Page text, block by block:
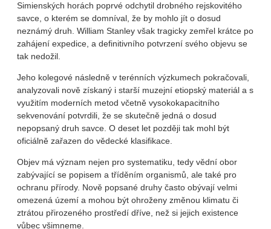
Simienských horách poprvé odchytil drobného rejskovitého
savce, o kterém se domníval, že by mohlo jít o dosud
neznámý druh. William Stanley však tragicky zemřel krátce po
zahájení expedice, a definitivního potvrzení svého objevu se
tak nedožil.
Jeho kolegové následně v terénních výzkumech pokračovali,
analyzovali nově získaný i starší muzejní etiopský materiál a s
využitím moderních metod včetně vysokokapacitního
sekvenování potvrdili, že se skutečně jedná o dosud
nepopsaný druh savce. O deset let později tak mohl být
oficiálně zařazen do vědecké klasifikace.
Objev má význam nejen pro systematiku, tedy vědní obor
zabývající se popisem a tříděním organismů, ale také pro
ochranu přírody. Nově popsané druhy často obývají velmi
omezená území a mohou být ohroženy změnou klimatu či
ztrátou přirozeného prostředí dříve, než si jejich existence
vůbec všimneme.